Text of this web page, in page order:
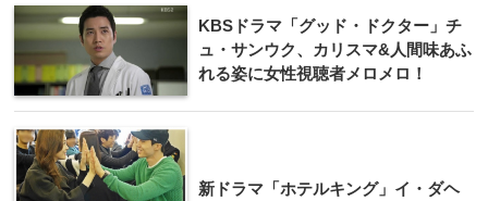
KBSドラマ「グッド・ドクター」チ
ュ・サンウク、カリスマ&人間味あふ
れる姿に女性視聴者メロメロ！
新ドラマ「ホテルキング」イ・ダヘ